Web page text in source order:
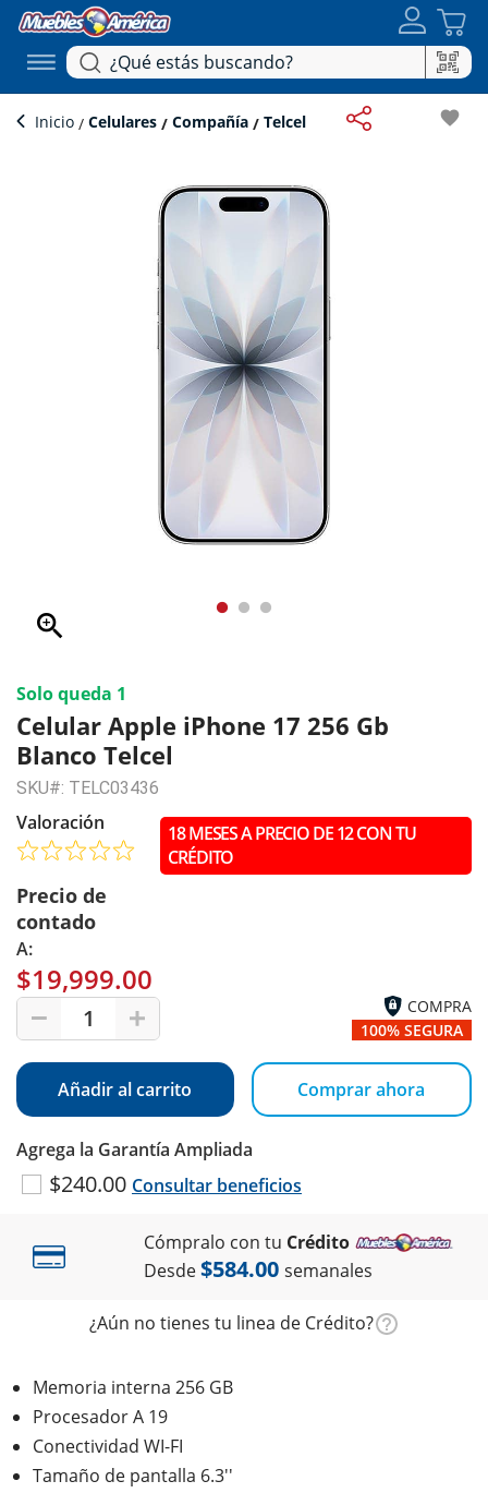
Inicio Celulares Compañía Telcel favorite
zoom_in
Solo queda 1
Celular Apple iPhone 17 256 Gb
Blanco Telcel
SKU#: TELC03436
Valoración
Precio de
contado
A:
$19,999.00
1
18 MESES A PRECIO DE 12 CON TU
CRÉDITO
COMPRA
100% SEGURA
Añadir al carrito Comprar ahora
Agrega la Garantía Ampliada
$240.00 Consultar beneficios
Cómpralo con tu Crédito
Desde$584.00 semanales
¿Aún no tienes tu linea de Crédito?
Memoria interna 256 GB
Procesador A 19
Conectividad WI-FI
Tamaño de pantalla 6.3''